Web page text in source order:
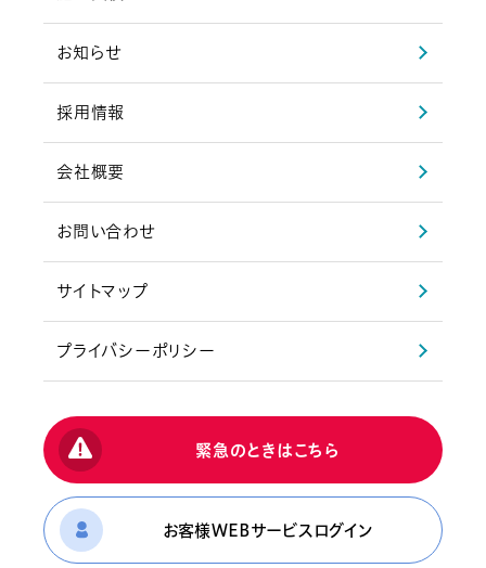
お知らせ
採用情報
会社概要
お問い合わせ
サイトマップ
プライバシーポリシー
緊急のときはこちら
お客様WEBサービスログイン